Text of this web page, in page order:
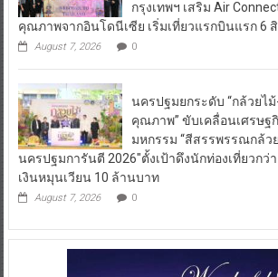
กรุงเทพฯ เสริม Air
คุณภาพจากอินโดนีเซีย เริ่มเที่ยวแรกบินแรก 6
August 7, 2026 0
นครปฐมยกระดับ “กล้วยไ
คุณภาพ” ขับเคลื่อนเศรษฐ
มหกรรม “สีสรรพรรณกล้ว
นครปฐมการันตี 2026″ตั้งเป้าดึงนักท่องเที่ยวกว่
เงินหมุนเวียน 10 ล้านบาท
August 7, 2026 0